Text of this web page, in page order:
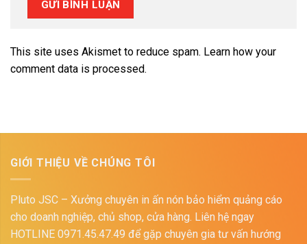
This site uses Akismet to reduce spam. Learn how your
comment data is processed.
GIỚI THIỆU VỀ CHÚNG TÔI
Pluto JSC – Xưởng chuyên in ấn nón bảo hiểm quảng cáo
cho doanh nghiệp, chủ shop, cửa hàng. Liên hệ ngay
HOTLINE 0971.45.47.49 để gặp chuyên gia tư vấn hướng